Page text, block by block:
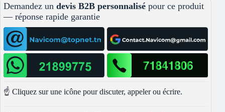
Demandez un devis B2B personnalisé pour ce produit
— réponse rapide garantie
☝️ Cliquez sur une icône pour discuter, appeler ou écrire.